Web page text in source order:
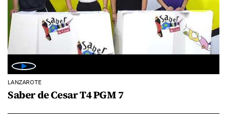
LANZAROTE
Saber de Cesar T4 PGM 7